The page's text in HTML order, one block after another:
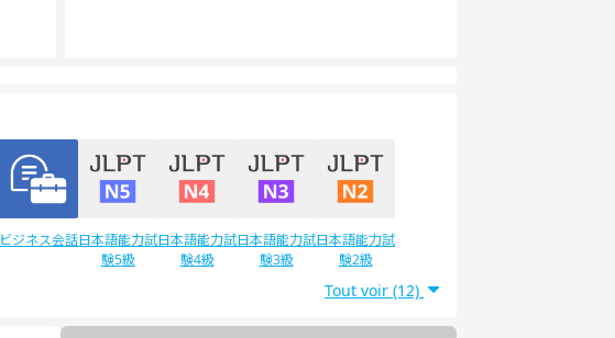
ビジネス会話日本語能力試
験5級
日本語能力試
験4級
日本語能力試
験3級
日本語能力試
験2級
Tout voir (12)